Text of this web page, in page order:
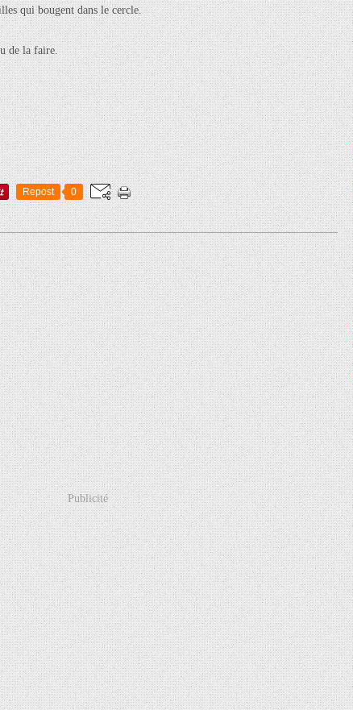
qui bougent dans le cercle.
de la faire.
Repost 0
Publicité